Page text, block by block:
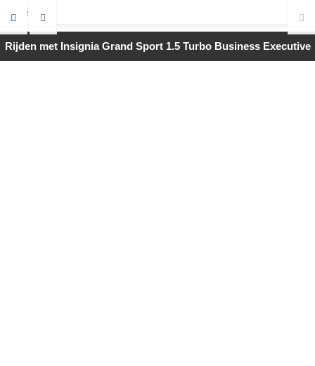
Rijden met Insignia Grand Sport 1.5 Turbo Business Executive